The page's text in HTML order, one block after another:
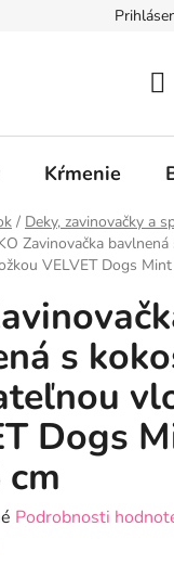
Kŕmenie
/ Deky, zavinovačky a
Zavinovačka
VELVET Dogs
s
Dogs
Podrobnosti